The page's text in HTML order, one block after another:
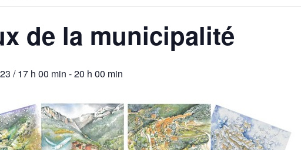
de la municipalité
/ 17 h 00 min -20 h 00 min